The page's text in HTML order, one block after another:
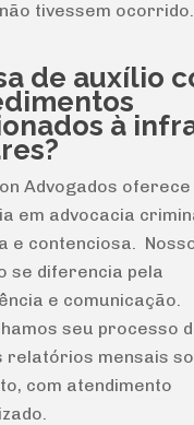
tivessem ocorrido.
de auxílio
à
Advogados oferece
em advocacia
e contenciosa.
se diferencia pela
e comunicação.
seu processo
relatórios mensais
com atendimento